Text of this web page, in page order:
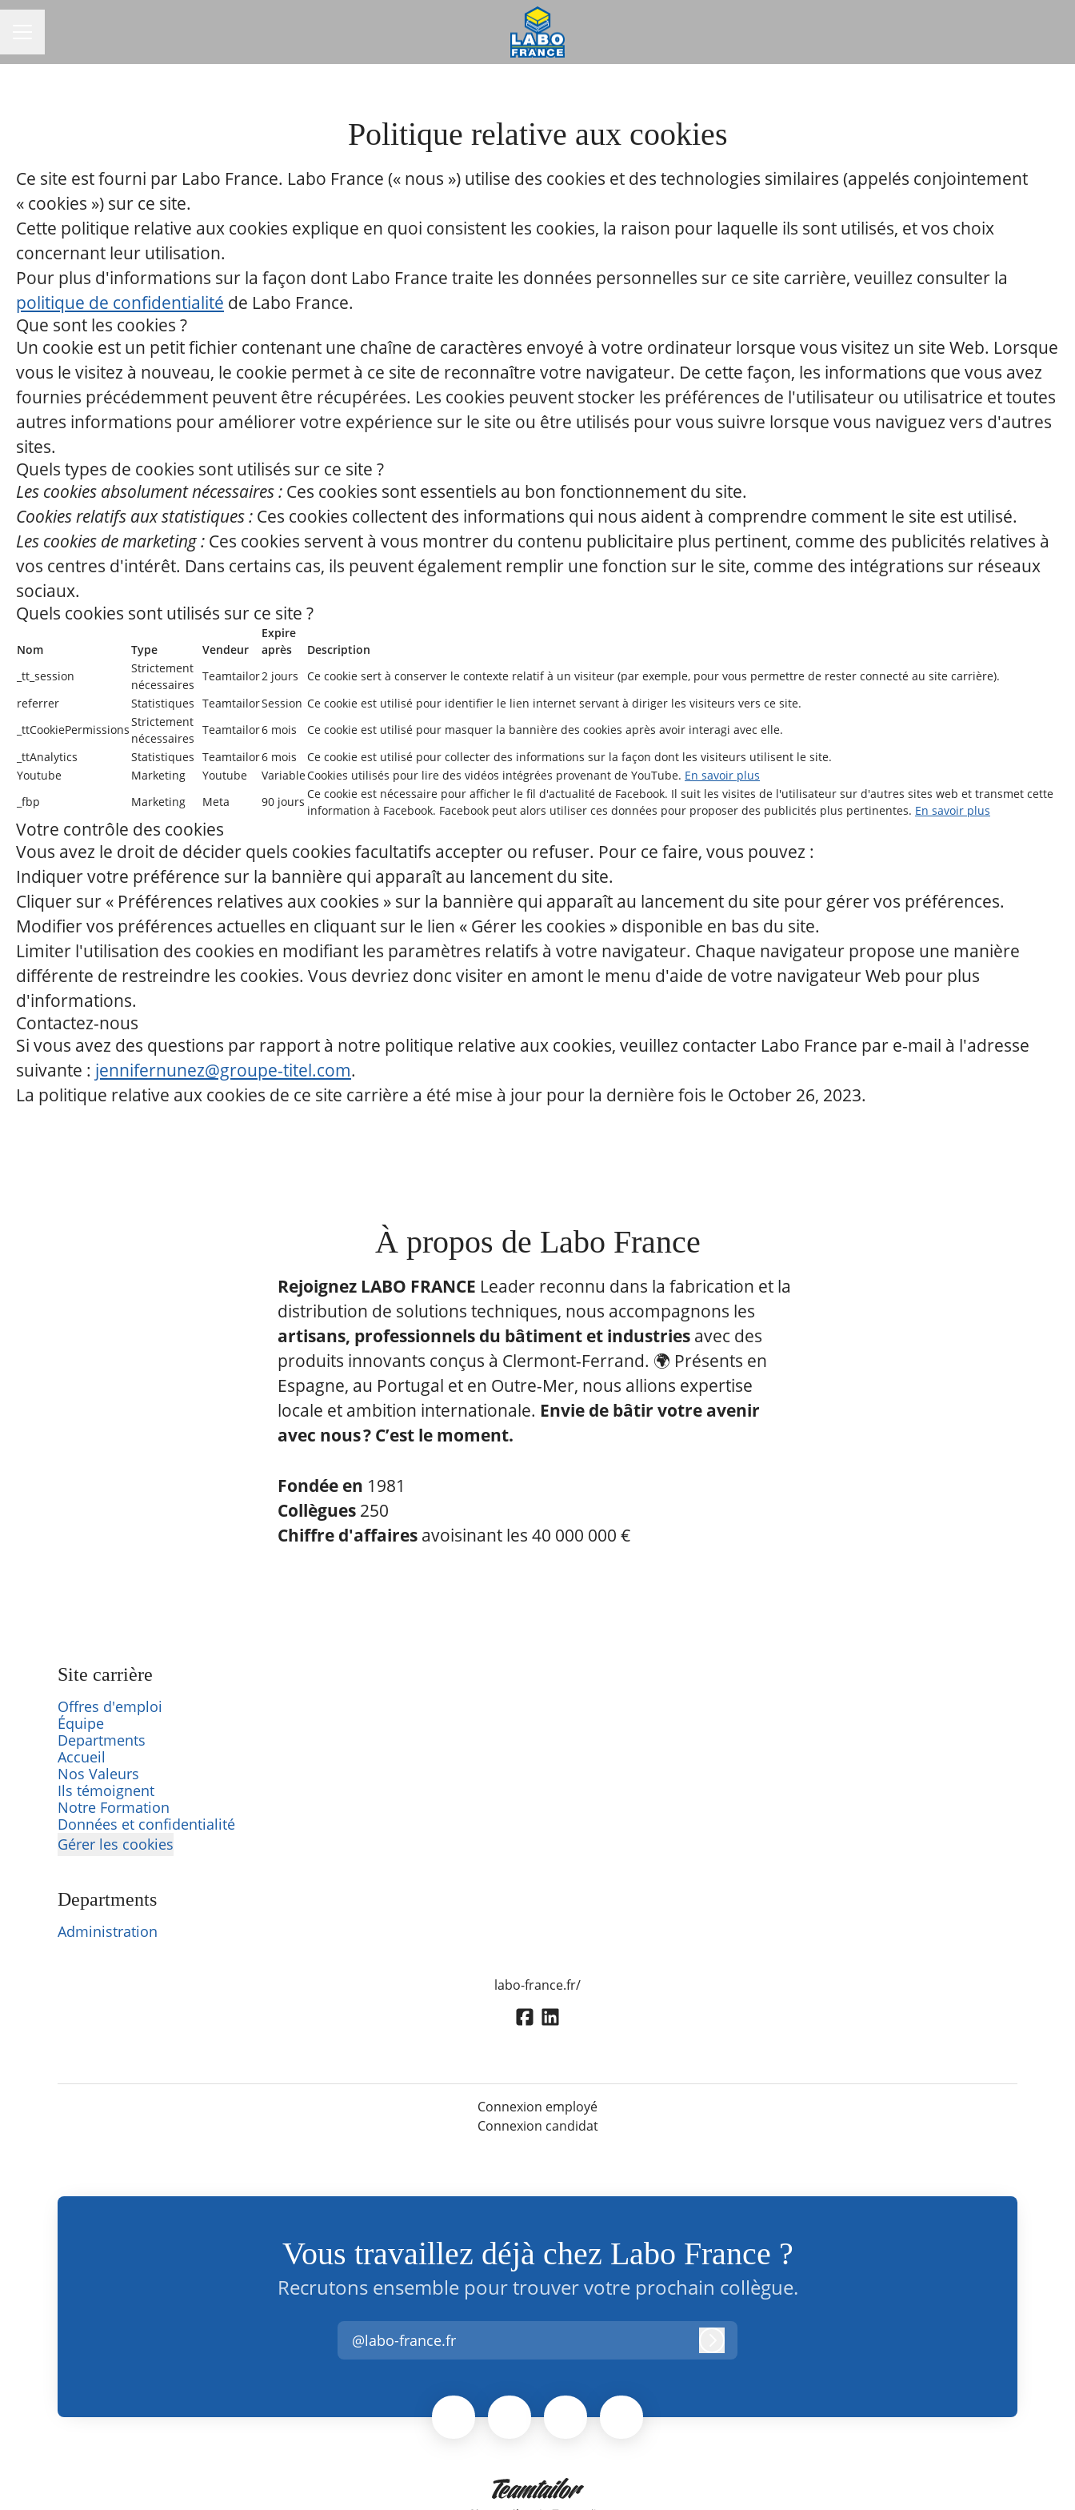
Politique relative aux cookies
Ce site est fourni par Labo France. Labo France (« nous ») utilise des cookies et des technologies similaires (appelés conjointement
« cookies ») sur ce site.
Cette politique relative aux cookies explique en quoi consistent les cookies, la raison pour laquelle ils sont utilisés, et vos choix
concernant leur utilisation.
Pour plus d'informations sur la façon dont Labo France traite les données personnelles sur ce site carrière, veuillez consulter la
politique de confidentialité de Labo France.
Que sont les cookies ?
Un cookie est un petit fichier contenant une chaîne de caractères envoyé à votre ordinateur lorsque vous visitez un site Web. Lorsque
vous le visitez à nouveau, le cookie permet à ce site de reconnaître votre navigateur. De cette façon, les informations que vous avez
fournies précédemment peuvent être récupérées. Les cookies peuvent stocker les préférences de l'utilisateur ou utilisatrice et toutes
autres informations pour améliorer votre expérience sur le site ou être utilisés pour vous suivre lorsque vous naviguez vers d'autres
sites.
Quels types de cookies sont utilisés sur ce site ?
Les cookies absolument nécessaires : Ces cookies sont essentiels au bon fonctionnement du site.
Cookies relatifs aux statistiques : Ces cookies collectent des informations qui nous aident à comprendre comment le site est utilisé.
Les cookies de marketing : Ces cookies servent à vous montrer du contenu publicitaire plus pertinent, comme des publicités relatives à
vos centres d'intérêt. Dans certains cas, ils peuvent également remplir une fonction sur le site, comme des intégrations sur réseaux
sociaux.
Quels cookies sont utilisés sur ce site ?
Nom Type Vendeur
Expire
après
Description
_tt_session
Strictement
nécessaires
Teamtailor2 jours
Ce cookie sert à conserver le contexte relatif à un visiteur (par exemple, pour vous permettre de rester connecté au site carrière).
referrer
Statistiques TeamtailorSession Ce cookie est utilisé pour identifier le lien internet servant à diriger les visiteurs vers ce site.
_ttCookiePermissions
Strictement
nécessaires
Teamtailor6 mois
Ce cookie est utilisé pour masquer la bannière des cookies après avoir interagi avec elle.
_ttAnalytics
Statistiques Teamtailor6 mois
Ce cookie est utilisé pour collecter des informations sur la façon dont les visiteurs utilisent le site.
Youtube
Marketing Youtube VariableCookies utilisés pour lire des vidéos intégrées provenant de YouTube. En savoir plus
_fbp
Marketing Meta 90 jours
Ce cookie est nécessaire pour afficher le fil d'actualité de Facebook. Il suit les visites de l'utilisateur sur d'autres sites web et transmet cette
information à Facebook. Facebook peut alors utiliser ces données pour proposer des publicités plus pertinentes. En savoir plus
Votre contrôle des cookies
Vous avez le droit de décider quels cookies facultatifs accepter ou refuser. Pour ce faire, vous pouvez :
Indiquer votre préférence sur la bannière qui apparaît au lancement du site.
Cliquer sur « Préférences relatives aux cookies » sur la bannière qui apparaît au lancement du site pour gérer vos préférences.
Modifier vos préférences actuelles en cliquant sur le lien « Gérer les cookies » disponible en bas du site.
Limiter l'utilisation des cookies en modifiant les paramètres relatifs à votre navigateur. Chaque navigateur propose une manière
différente de restreindre les cookies. Vous devriez donc visiter en amont le menu d'aide de votre navigateur Web pour plus
d'informations.
Contactez-nous
Si vous avez des questions par rapport à notre politique relative aux cookies, veuillez contacter Labo France par e-mail à l'adresse
suivante : jennifernunez@groupe-titel.com.
La politique relative aux cookies de ce site carrière a été mise à jour pour la dernière fois le October 26, 2023.
À propos de Labo France
Rejoignez LABO FRANCE Leader reconnu dans la fabrication et la
distribution de solutions techniques, nous accompagnons les
artisans, professionnels du bâtiment et industries avec des
produits innovants conçus à Clermont-Ferrand. 🌍 Présents en
Espagne, au Portugal et en Outre-Mer, nous allions expertise
locale et ambition internationale. Envie de bâtir votre avenir
avec nous ? C’est le moment.
Fondée en 1981
Collègues 250
Chiffre d'affaires avoisinant les 40 000 000 €
Site carrière
Offres d'emploi
Équipe
Departments
Accueil
Nos Valeurs
Ils témoignent
Notre Formation
Données et confidentialité
Gérer les cookies
Departments
Administration
labo-france.fr/
Connexion employé
Connexion candidat
Vous travaillez déjà chez Labo France ?
Recrutons ensemble pour trouver votre prochain collègue.
@labo-france.fr